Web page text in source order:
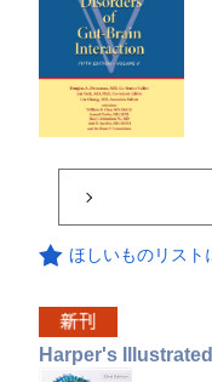
ほしいものリスト
Harper's